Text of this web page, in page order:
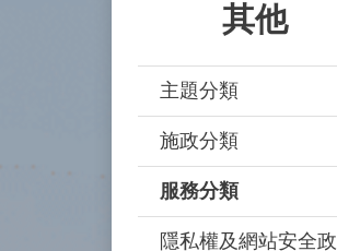
其他
主題分類
施政分類
服務分類
隱私權及網站安全政